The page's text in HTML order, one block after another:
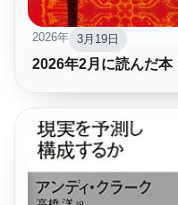
2026年 3月19日
2026年2月に読んだ本